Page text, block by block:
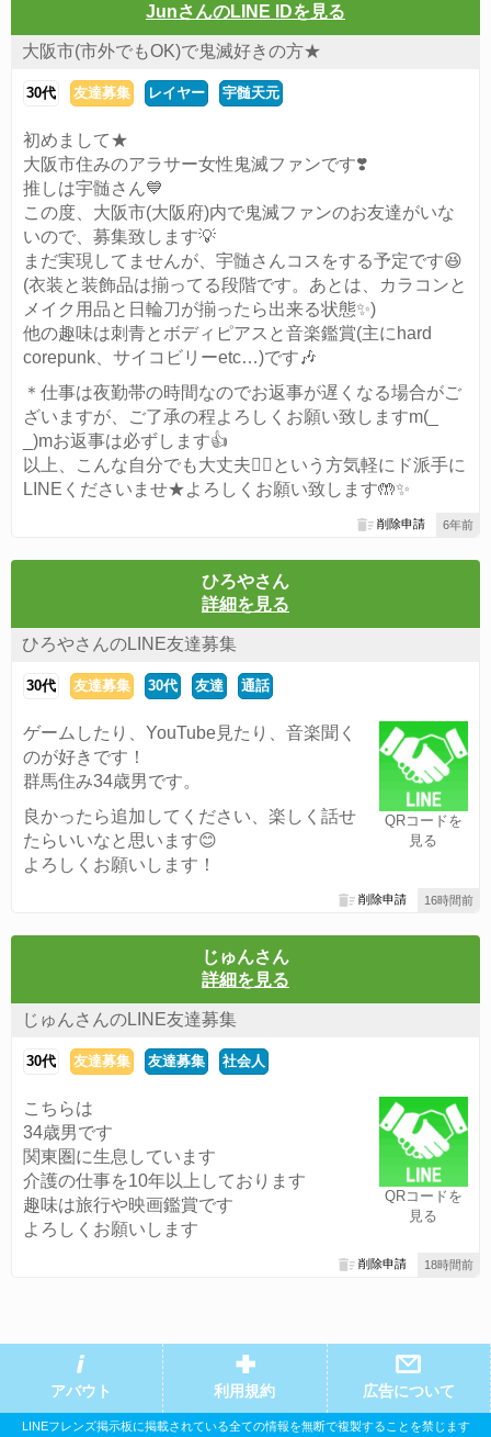
JunさんのLINE IDを見る
大阪市(市外でもOK)で鬼滅好きの方★
30代 友達募集 レイヤー 宇髄天元
初めまして★
大阪市住みのアラサー女性鬼滅ファンです❣️
推しは宇髄さん💙
この度、大阪市(大阪府)内で鬼滅ファンのお友達がいな
いので、募集致します💡
まだ実現してませんが、宇髄さんコスをする予定です😆
(衣装と装飾品は揃ってる段階です。あとは、カラコンと
メイク用品と日輪刀が揃ったら出来る状態✨)
他の趣味は刺青とボディピアスと音楽鑑賞(主にhard
corepunk、サイコビリーetc…)です🎶
＊仕事は夜勤帯の時間なのでお返事が遅くなる場合がご
ざいますが、ご了承の程よろしくお願い致しますm(_
_)mお返事は必ずします👍
以上、こんな自分でも大丈夫🙆‍♀️という方気軽にド派手に
LINEくださいませ★よろしくお願い致します🤲✨
6年前
削除申請
ひろやさん
詳細を見る
ひろやさんのLINE友達募集
30代 友達募集 30代 友達 通話
QRコードを
見る
ゲームしたり、YouTube見たり、音楽聞く
のが好きです！
群馬住み34歳男です。
良かったら追加してください、楽しく話せ
たらいいなと思います😊
よろしくお願いします！
16時間前
削除申請
じゅんさん
詳細を見る
じゅんさんのLINE友達募集
30代 友達募集 友達募集 社会人
QRコードを
見る
こちらは
34歳男です
関東圏に生息しています
介護の仕事を10年以上しております
趣味は旅行や映画鑑賞です
よろしくお願いします
18時間前
削除申請
アバウト 利用規約 広告について
LINEフレンズ掲示板に掲載されている全ての情報を無断で複製することを禁じます